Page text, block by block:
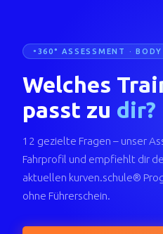
360° ASSESSMENT ·
Welches
passt zu dir?
12 gezielte Fragen – unser
Fahrprofil und empfiehlt dir
aktuellen kurven.schule®
ohne Führerschein.